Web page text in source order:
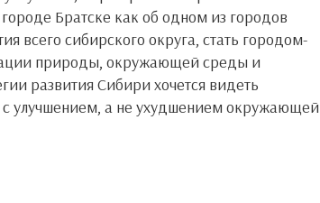
Братске как об одном из городов
всего сибирского округа, стать городом-
природы, окружающей среды и
развития Сибири хочется видеть
с улучшением, а не ухудшением окружающей